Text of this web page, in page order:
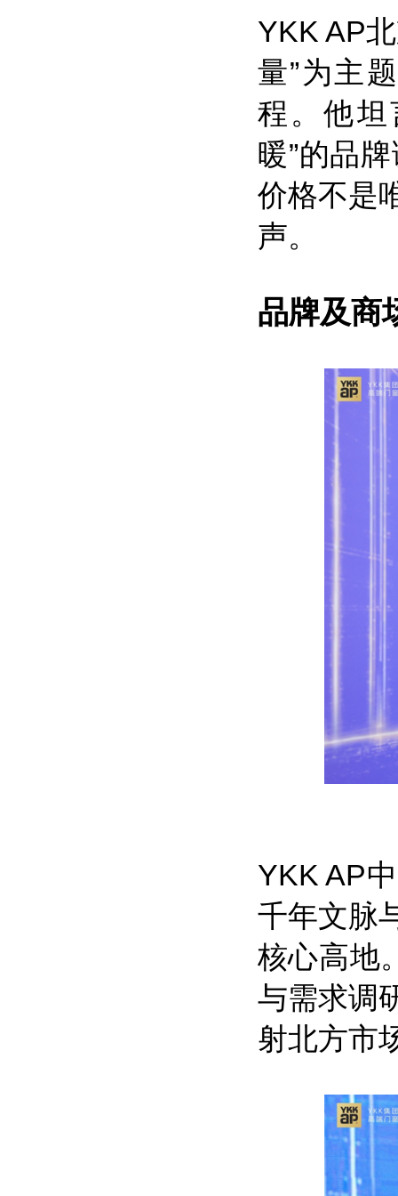
YKK AP
量”为主
程。他坦
暖”的品
价格不是
声。
品牌及商
YKK AP
千年文脉
核心高地
与需求调
射北方市